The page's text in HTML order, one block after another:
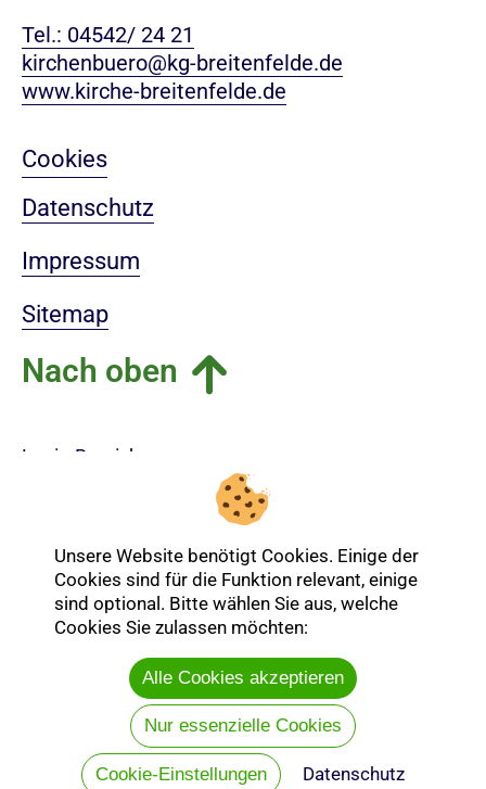
Tel.: 04542/ 24 21
kirchenbuero@kg-breitenfelde.de
www.kirche-breitenfelde.de
Cookies
Datenschutz
Impressum
Sitemap
Nach oben
Login-Bereich
Entdecken Sie mehr über die Ev.
Unsere Website benötigt Cookies. Einige der
Cookies sind für die Funktion relevant, einige
sind optional. Bitte wählen Sie aus, welche
Cookies Sie zulassen möchten:
Alle Cookies akzeptieren
Nur essenzielle Cookies
Cookie-Einstellungen Datenschutz